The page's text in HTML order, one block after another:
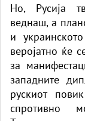
Но, Русија
веднаш, а
и
веројатно ќе
за
западните
рускиот
спротивно